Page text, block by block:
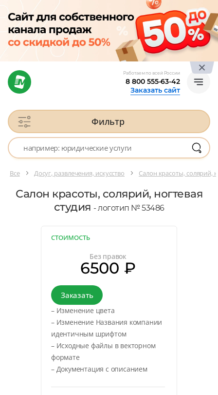
Работаем по всей России
8 800 555-63-42
Заказать сайт
Фильтр
Все Досуг, развлечения, искусство Салон красоты, солярий,
Салон красоты, солярий, ногтевая
студия - логотип № 53486
СТОИМОСТЬ
Без правок
6500 ₽
Заказать
– Изменение цвета
– Изменение Названия компании
идентичным шрифтом
– Исходные файлы в векторном
формате
– Документация с описанием